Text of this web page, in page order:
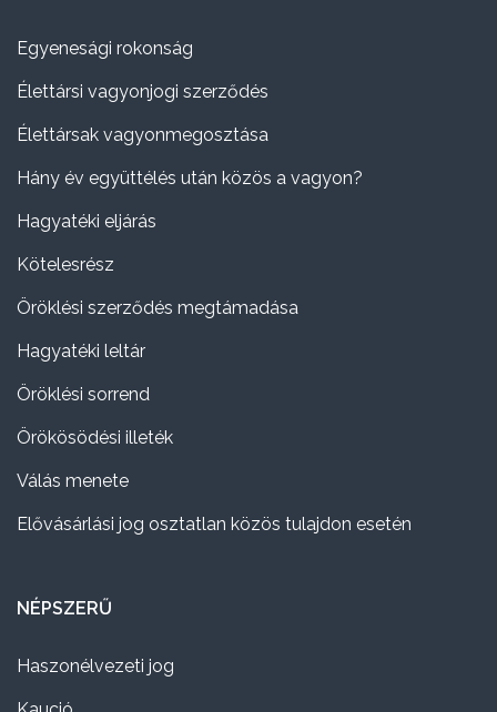
Egyenesági rokonság
Élettársi vagyonjogi szerződés
Élettársak vagyonmegosztása
Hány év együttélés után közös a vagyon?
Hagyatéki eljárás
Kötelesrész
Öröklési szerződés megtámadása
Hagyatéki leltár
Öröklési sorrend
Örökösödési illeték
Válás menete
Elővásárlási jog osztatlan közös tulajdon esetén
NÉPSZERŰ
Haszonélvezeti jog